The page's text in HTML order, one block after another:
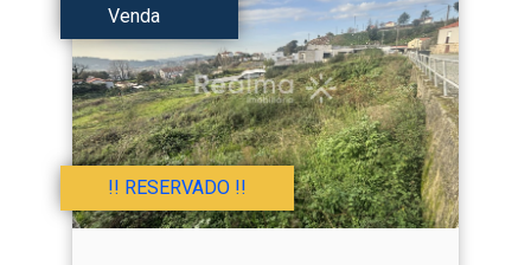
Venda
!! RESERVADO !!